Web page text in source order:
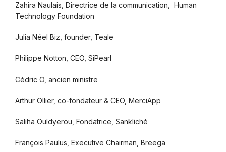
Zahira Naulais, Directrice de la communication, Human
Technology Foundation
Julia Néel Biz, founder, Teale
Philippe Notton, CEO, SiPearl
Cédric O, ancien ministre
Arthur Ollier, co-fondateur & CEO, MerciApp
Saliha Ouldyerou, Fondatrice, Sankliché
François Paulus, Executive Chairman, Breega